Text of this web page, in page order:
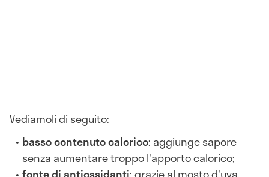
Vediamoli di seguito:
basso contenuto calorico: aggiunge sapore
senza aumentare troppo l'apporto calorico;